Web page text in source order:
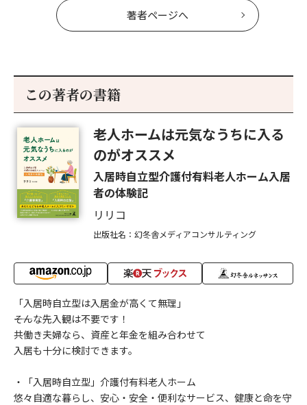
著者ページへ
この著者の書籍
老人ホームは元気なうちに入る
のがオススメ
入居時自立型介護付有料老人ホーム入居
者の体験記
リリコ
出版社名：幻冬舎メディアコンサルティング
「入居時自立型は入居金が高くて無理」
――そんな先入観は不要です！
共働き夫婦なら、資産と年金を組み合わせて
入居も十分に検討できます。
・「入居時自立型」介護付有料老人ホーム
悠々自適な暮らし、安心・安全・便利なサービス、健康と命を守